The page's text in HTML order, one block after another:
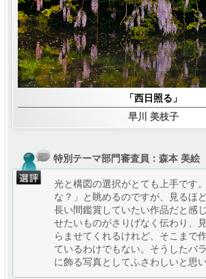
「西日照る」
早川 美枝子
特別テーマ部門審査員： 森本 美絵
光と構図の選択がとても上手です
な？」と眺めるのですが、見るほ
長い間鑑賞していたい作品だと感
せたいものがさりげなく伝わり、
らませてくれるけれど、そこまで
ているわけでもない。そうしたバ
に飾る写真としてふさわしいと思い